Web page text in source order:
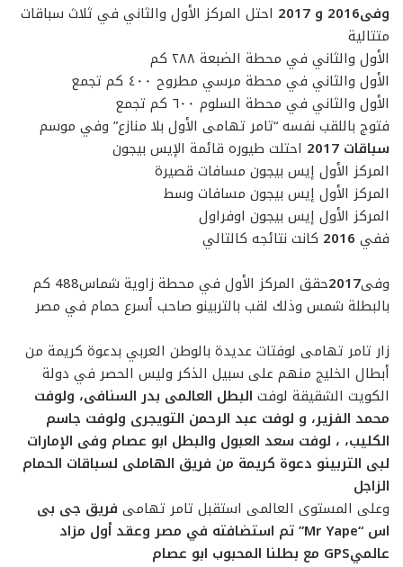
وفى2016 و 2017
احتل المركز الأول والثاني في ثلاث سباقات
متتالية
الأول والثاني في محطة الضبعة ٢٨٨ كم
الأول والثاني في محطة مرسي مطروح ٤٠٠ كم تجمع
الأول والثاني في محطة السلوم ٦٠٠ كم تجمع
فتوج باللقب نفسه “تامر تهامى الأول بلا منازع” وفي موسم
سباقات 2017
احتلت طيوره قائمة الإيس بيجون
المركز الأول إيس بيجون مسافات قصيرة
المركز الأول إيس بيجون مسافات وسط
المركز الأول إيس بيجون اوفراول
ففي 2016 كانت نتائجه كالتالي
وفى2017
حقق المركز الأول في محطة زاوية شماس488 كم
بالبطلة شمس وذلك لقب بالتربينو صاحب أسرع حمام في مصر
زار تامر تهامى لوفتات عديدة بالوطن العربي بدعوة كريمة من
أبطال الخليج منهم على سبيل الذكر وليس الحصر في دولة
الكويت الشقيقة لوفت البطل العالمى بدر السنافى، ولوفت
محمد الفزير، و لوفت عبد الرحمن التويجرى ولوفت جاسم
الكليب، ، لوفت سعد العبول والبطل ابو عصام وفى الإمارات
لبى التربينو دعوة كريمة من فريق الهاملى لسباقات الحمام
الزاجل
وعلى المستوى العالمى استقبل تامر تهامى فريق جى بى
اس “Mr Yape” تم استضافته في مصر وعقد أول مزاد
عالميGPS مع بطلنا المحبوب ابو عصام